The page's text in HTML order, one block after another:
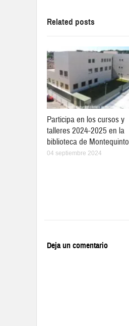
Related posts
Participa en los cursos y
talleres 2024-2025 en la
biblioteca de Montequinto
04 septiembre 2024
Deja un comentario